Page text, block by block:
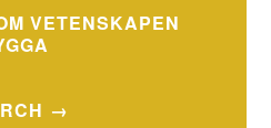
VETENSKAPEN